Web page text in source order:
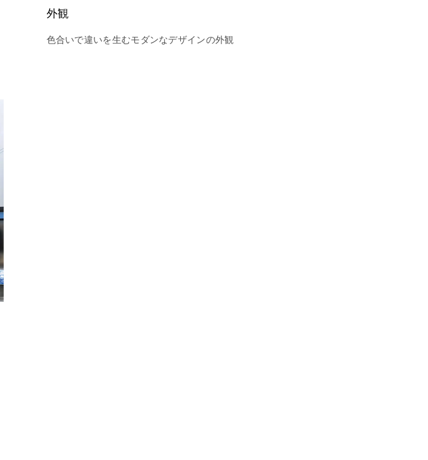
外観
色合いで違いを生むモダンなデザインの外観